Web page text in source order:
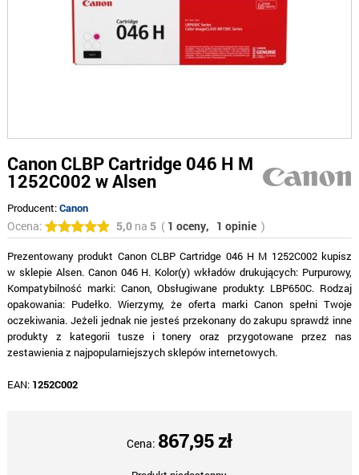
Canon CLBP Cartridge 046 H M
1252C002 w Alsen
Producent:Canon
Ocena: 5,0na 5( 1 oceny, 1 opinie )
Prezentowany produkt Canon CLBP Cartridge 046 H M 1252C002 kupisz
w sklepie Alsen. Canon 046 H. Kolor(y) wkładów drukujących: Purpurowy,
Kompatybilność marki: Canon, Obsługiwane produkty: LBP650C. Rodzaj
opakowania: Pudełko. Wierzymy, że oferta marki Canon spełni Twoje
oczekiwania. Jeżeli jednak nie jesteś przekonany do zakupu sprawdź inne
produkty z kategorii tusze i tonery oraz przygotowane przez nas
zestawienia z najpopularniejszych sklepów internetowych.
EAN: 1252C002
Cena: 867,95 zł